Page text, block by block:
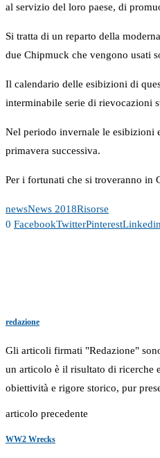
al servizio del loro paese, di
Si tratta di un reparto della
due Chipmuck che vengono usati
Il calendario delle esibizioni di
interminabile serie di rievocazioni
Nel periodo invernale le esibizioni
primavera successiva.
Per i fortunati che si troveranno in
newsNews 2018Risorse
0 FacebookTwitterPinterestLinkedin
redazione
Gli articoli firmati "Redazione"
un articolo è il risultato di ricerche
obiettività e rigore storico, pur
articolo precedente
WW2 Wrecks